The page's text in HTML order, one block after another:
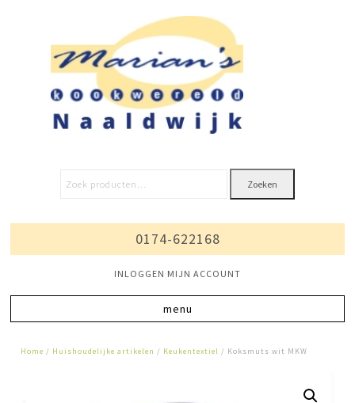
Zoeken
0174-622168
INLOGGEN MIJN ACCOUNT
Home / Huishoudelijke artikelen / Keukentextiel / Koksmuts wit MKW